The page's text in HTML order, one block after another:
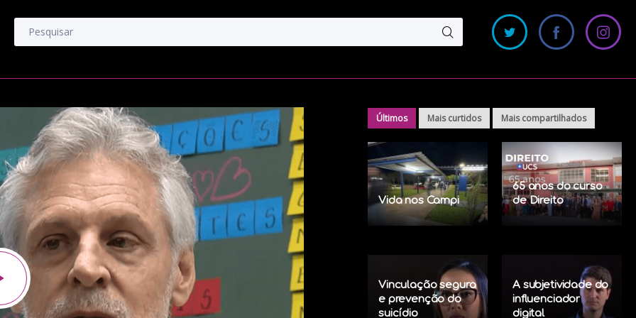
Últimos Mais curtidos Mais compartilhados
Vida nos Campi
65 anos do curso
de Direito
Vinculação segura
e prevenção do
suicídio
A subjetividade do
influenciador
digital